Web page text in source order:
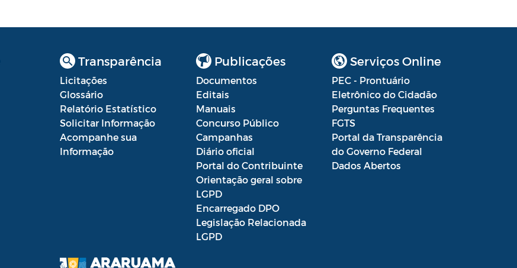
Transparência
Licitações
Glossário
Relatório Estatístico
Solicitar Informação
Acompanhe sua
Informação
Publicações
Documentos
Editais
Manuais
Concurso Público
Campanhas
Diário oficial
Portal do Contribuinte
Orientação geral sobre
LGPD
Encarregado DPO
Legislação Relacionada
LGPD
Serviços Online
PEC - Prontuário
Eletrônico do Cidadão
Perguntas Frequentes
FGTS
Portal da Transparência
do Governo Federal
Dados Abertos